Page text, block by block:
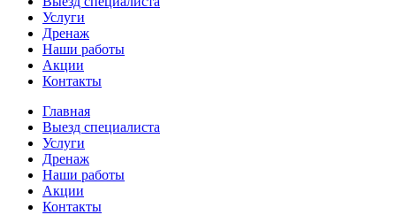
Услуги
Дренаж
Наши работы
Акции
Контакты
Главная
Выезд специалиста
Услуги
Дренаж
Наши работы
Акции
Контакты